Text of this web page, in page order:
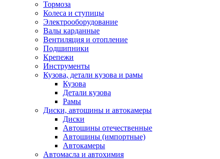
Тормоза
Колеса и ступицы
Электрооборудование
Валы карданные
Вентиляция и отопление
Подшипники
Крепежи
Инструменты
Кузова, детали кузова и рамы
Кузова
Детали кузова
Рамы
Диски, автошины и автокамеры
Диски
Автошины отечественные
Автошины (импортные)
Автокамеры
Автомасла и автохимия